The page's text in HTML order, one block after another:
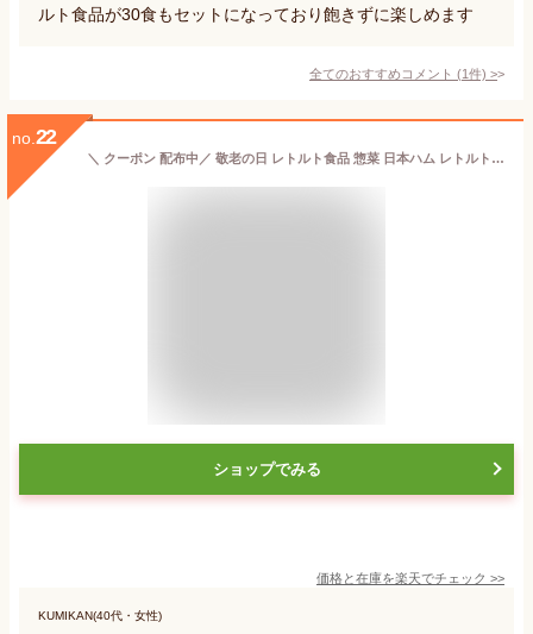
ルト食品が30食もセットになっており飽きずに楽しめます
全てのおすすめコメント (1件) >
no. 22
＼ クーポン 配布中／ 敬老の日 レトルト食品 惣菜 日本ハム レトルト 中華 丼 の具 詰め合わせ 12食 セット 【 送料無料 北海道沖縄以外】 常温保存 レンジ 湯煎 簡単 おいしい 食事 丼ぶり ご飯 おかず 人気 丼の具 非常食 2024 残暑見舞い ギフト
ショップでみる
価格と在庫を楽天でチェック >>
KUMIKAN(40代・女性)